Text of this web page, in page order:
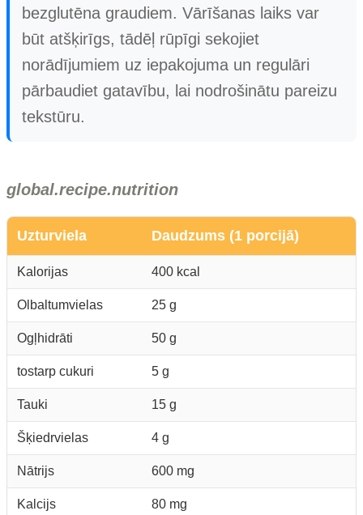
bezglutēna graudiem. Vārīšanas laiks var
būt atšķirīgs, tādēļ rūpīgi sekojiet
norādījumiem uz iepakojuma un regulāri
pārbaudiet gatavību, lai nodrošinātu pareizu
tekstūru.
global.recipe.nutrition
Uzturviela Daudzums (1 porcijā)
Kalorijas 400 kcal
Olbaltumvielas 25 g
Ogļhidrāti 50 g
tostarp cukuri 5 g
Tauki 15 g
Šķiedrvielas 4 g
Nātrijs 600 mg
Kalcijs 80 mg